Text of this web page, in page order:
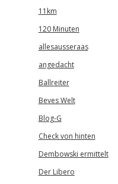
11km
120 Minuten
allesausseraas
angedacht
Ballreiter
Beves Welt
Blog-G
Check von hinten
Dembowski ermittelt
Der Libero